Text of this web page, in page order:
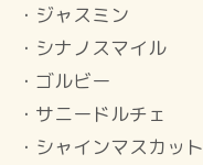
・ジャスミン
・シナノスマイル
・ゴルビー
・サニードルチェ
・シャインマスカット